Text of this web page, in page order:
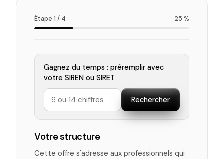
Étape 1 / 4 25 %
Gagnez du temps : préremplir avec
votre SIREN ou SIRET
Rechercher
Votre structure
Cette offre s'adresse aux professionnels qui